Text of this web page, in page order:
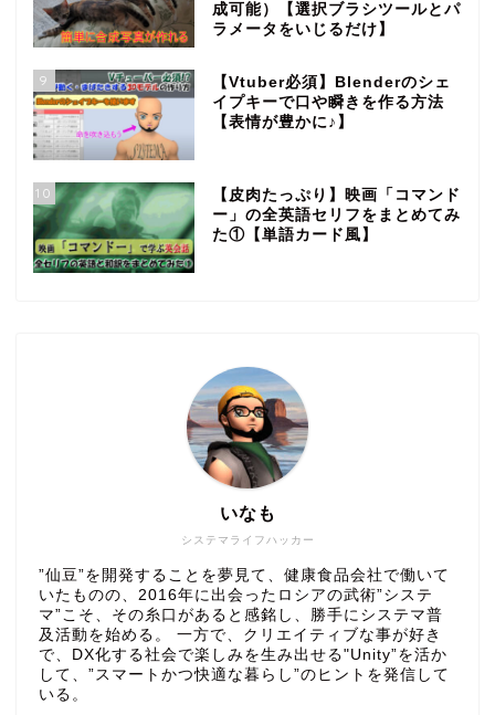
成可能）【選択ブラシツールとパ
ラメータをいじるだけ】
9
【Vtuber必須】Blenderのシェ
イプキーで口や瞬きを作る方法
【表情が豊かに♪】
10
【皮肉たっぷり】映画「コマンド
ー」の全英語セリフをまとめてみ
た①【単語カード風】
システマライフハッカー
いなも
”仙豆”を開発することを夢見て、健康食品会社で働いて
いたものの、2016年に出会ったロシアの武術”システ
マ”こそ、その糸口があると感銘し、勝手にシステマ普
及活動を始める。 一方で、クリエイティブな事が好き
で、DX化する社会で楽しみを生み出せる"Unity”を活か
して、”スマートかつ快適な暮らし”のヒントを発信して
いる。